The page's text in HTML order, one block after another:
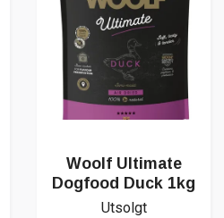
Woolf Ultimate
Dogfood Duck 1kg
Utsolgt